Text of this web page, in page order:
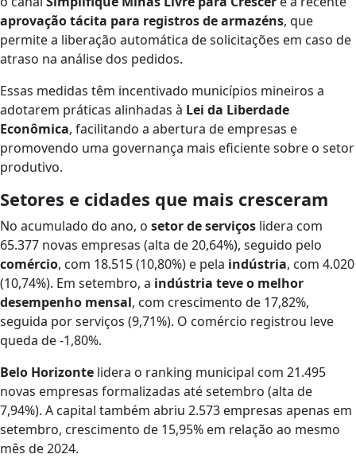
aprovação tácita para registros de armazéns, que
permite a liberação automática de solicitações em caso de
atraso na análise dos pedidos.
Essas medidas têm incentivado municípios mineiros a
adotarem práticas alinhadas à Lei da Liberdade
Econômica, facilitando a abertura de empresas e
promovendo uma governança mais eficiente sobre o setor
produtivo.
Setores e cidades que mais cresceram
No acumulado do ano, o setor de serviços lidera com
65.377 novas empresas (alta de 20,64%), seguido pelo
comércio, com 18.515 (10,80%) e pela indústria, com 4.020
(10,74%). Em setembro, a indústria teve o melhor
desempenho mensal, com crescimento de 17,82%,
seguida por serviços (9,71%). O comércio registrou leve
queda de -1,80%.
Belo Horizonte lidera o ranking municipal com 21.495
novas empresas formalizadas até setembro (alta de
7,94%). A capital também abriu 2.573 empresas apenas em
setembro, crescimento de 15,95% em relação ao mesmo
mês de 2024.